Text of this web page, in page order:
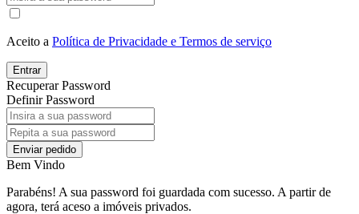
Aceito a Política de Privacidade e Termos de serviço
Entrar
Recuperar Password
Definir Password
Enviar pedido
Bem Vindo
Parabéns! A sua password foi guardada com sucesso. A partir de
agora, terá aceso a imóveis privados.